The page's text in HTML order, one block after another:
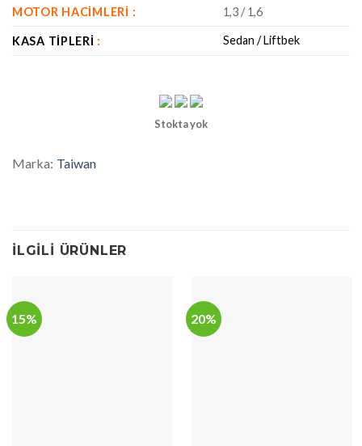
MOTOR HACIMLERI : 1,3 / 1,6
KASA TIPLERI : Sedan / Liftbek
Stokta yok
Marka: Taiwan
İLGILI ÜRÜNLER
15% 20%